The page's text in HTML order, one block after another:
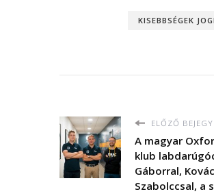
KISEBBSÉGEK
ELŐZŐ
A magyar
klub
Gáborral,
Szabolccsal,